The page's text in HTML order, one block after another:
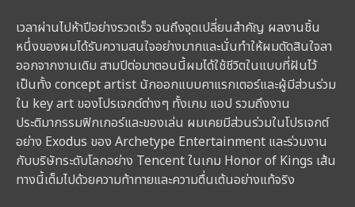
เวลาผ่านไปห้าปีอย่างรวดเร็ว จนถึงจุดเปลี่ยนสำคัญ ผลงานชิ้น
หนึ่งของผมได้รับความสนใจอย่างมากและนั่นทำให้ผมตัดสินใจลา
ออกจากงานเดิม สามปีต่อมาตอนนี้ผมได้ใช้ชีวิตในแบบที่ฝันไว้
เป็นทั้ง concept artist นักออกแบบคาแรกเตอร์และผู้มีส่วนร่วม
ใน key art ของโปรเจกต์ต่างๆ ทั้งเกม แอป รวมถึงงาน
ประติมากรรมฟิกเกอร์และของเล่น ผมเคยมีส่วนร่วมในโปรเจกต์
อย่าง Exodus ของ Archetype Entertainment และร่วมงาน
กับบริษัทระดับโลกอย่าง Tencent ในเกม Honor of Kings เส้น
ทางนี้เต็มไปด้วยความท้าทายและความตื่นเต้นอย่างแท้จริง